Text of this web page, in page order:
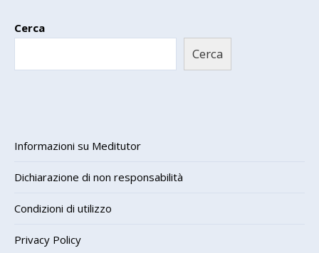
Cerca
Cerca
Informazioni su Meditutor
Dichiarazione di non responsabilità
Condizioni di utilizzo
Privacy Policy